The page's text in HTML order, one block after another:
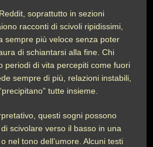
soprattutto in sezioni
racconti di scivoli ripidissimi,
sempre più veloce senza poter
di schiantarsi alla fine. Chi
periodi di vita percepiti come fuori
sempre di più, relazioni instabili,
tutte insieme.
questi sogni possono
scivolare verso il basso in una
nel tono dell’umore. Alcuni testi